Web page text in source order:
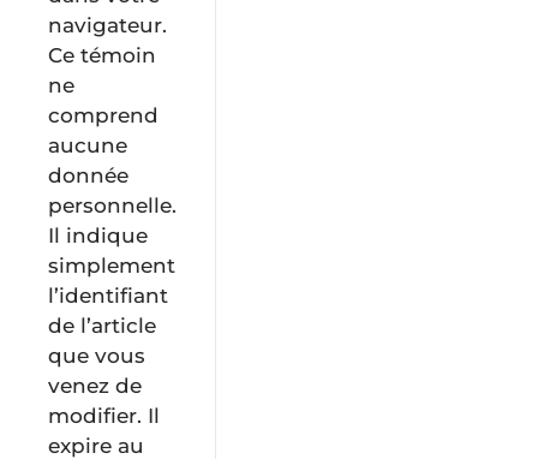
navigateur.
Ce témoin
ne
comprend
aucune
donnée
personnelle.
Il indique
simplement
l’identifiant
de l’article
que vous
venez de
modifier. Il
expire au